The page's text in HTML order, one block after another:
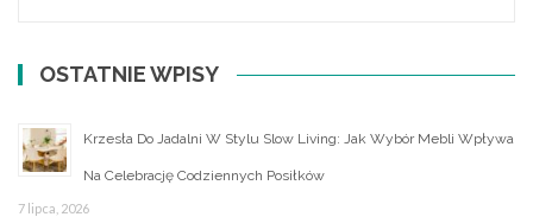
OSTATNIE WPISY
Krzesła Do Jadalni W Stylu Slow Living: Jak Wybór Mebli Wpływa
Na Celebrację Codziennych Posiłków
7 lipca, 2026